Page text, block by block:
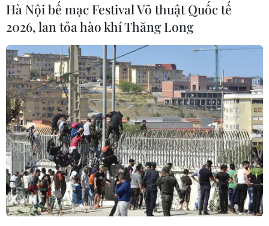
Hà Nội bế mạc Festival Võ thuật Quốc tế
2026, lan tỏa hào khí Thăng Long